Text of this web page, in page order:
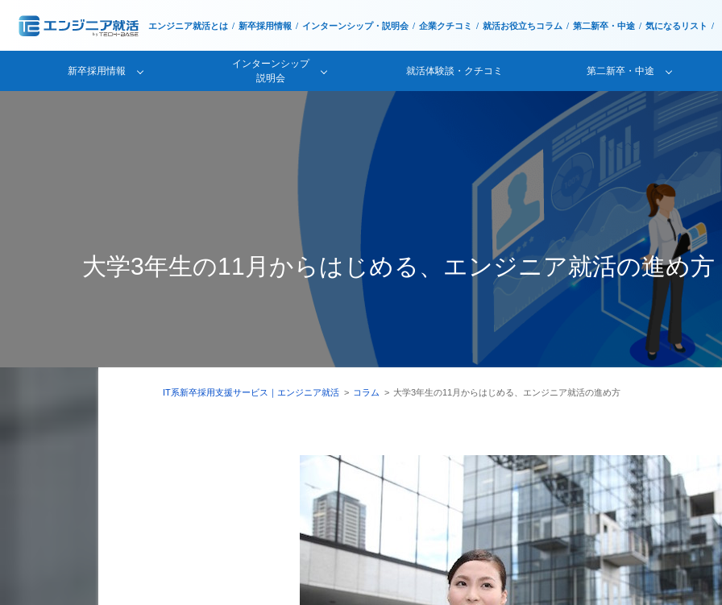
エンジニア就活とは 新卒採用情報 インターンシップ・説明会 企業クチコミ 就活お役立ちコラム 第二新卒・中途 気になるリスト
新卒採用情報
インターンシップ
説明会
就活体験談・クチコミ 第二新卒・中途
大学3年生の11月からはじめる、エンジニア就活の進め方
IT系新卒採用支援サービス｜エンジニア就活 > コラム > 大学3年生の11月からはじめる、エンジニア就活の進め方